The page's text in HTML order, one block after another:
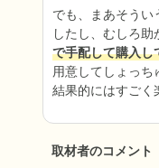
でも、まあそうい
したし、むしろ助
で手配して購入し
用意してしょっち
結果的にはすごく
取材者のコメント